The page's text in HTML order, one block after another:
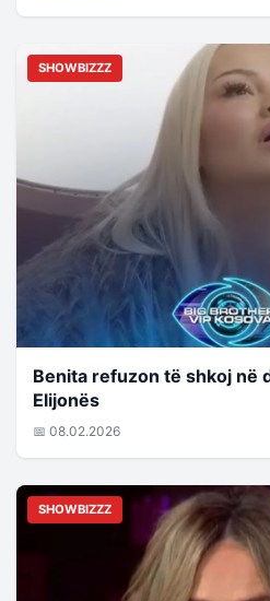
SHOWBIZZZ
Benita refuzon të shkoj në
Elijonës
📅 08.02.2026
SHOWBIZZZ